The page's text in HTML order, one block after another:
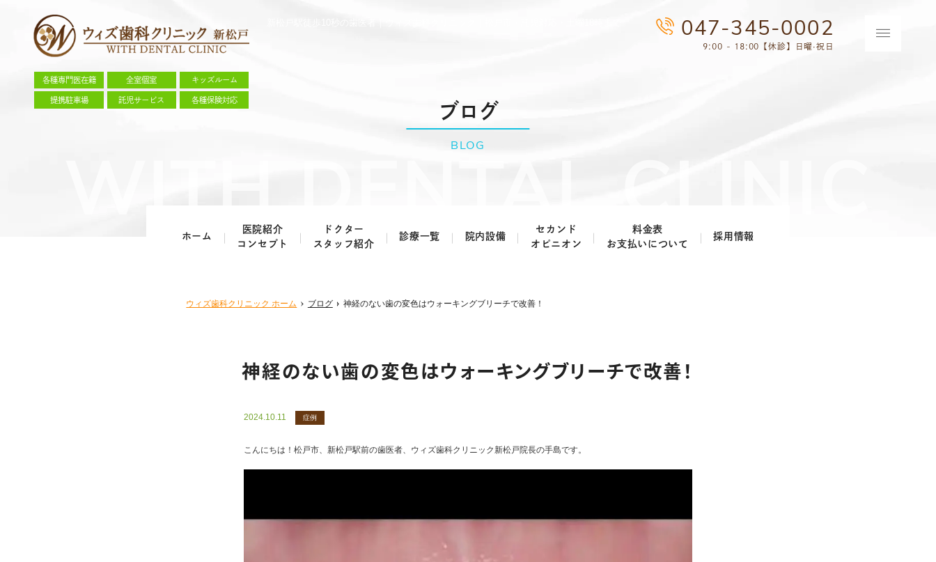
各種専門医在籍 全室個室 キッズルーム
提携駐車場 託児サービス 各種保険対応
047-345-0002
9:00 - 18:00【休診】日曜·祝日
ブログ
BLOG
ホーム
医院紹介
コンセプト
ドクター
スタッフ紹介
診療一覧
予防歯科 小児歯科
審美治療・セラミック ホワイトニング
院内設備
セカンド
オピニオン
料金表
お支払いについて
採用情報
ウィズ歯科クリニック ホーム ブログ 神経のない歯の変色はウォーキングブリーチで改善！
神経のない歯の変色はウォーキングブリーチで改善！
2024.10.11 症例
こんにちは！松戸市、新松戸駅前の歯医者、ウィズ歯科クリニック新松戸院長の手島です。